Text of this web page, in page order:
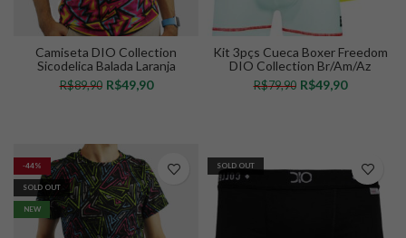
Camiseta DIO Collection
Sicodelica Balada Laranja
R$89,90 R$49,90
Kit 3pçs Cueca Boxer Freedom
DIO Collection Br/Am/Az
R$79,90 R$49,90
-44%
SOLD OUT
NEW
SOLD OUT